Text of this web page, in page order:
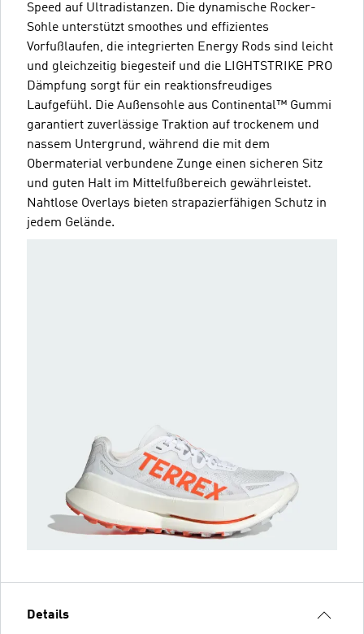
Speed auf Ultradistanzen. Die dynamische Rocker-
Sohle unterstützt smoothes und effizientes
Vorfußlaufen, die integrierten Energy Rods sind leicht
und gleichzeitig biegesteif und die LIGHTSTRIKE PRO
Dämpfung sorgt für ein reaktionsfreudiges
Laufgefühl. Die Außensohle aus Continental™ Gummi
garantiert zuverlässige Traktion auf trockenem und
nassem Untergrund, während die mit dem
Obermaterial verbundene Zunge einen sicheren Sitz
und guten Halt im Mittelfußbereich gewährleistet.
Nahtlose Overlays bieten strapazierfähigen Schutz in
jedem Gelände.
Details